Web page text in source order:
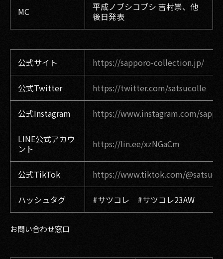
MC
平成ノブシコブシ 吉村崇、他
後日発表
公式サイト https://sapporo-collection.jp/
公式Twitter https://twitter.com/satsucolle
公式Instagram https://www.instagram.com/
LINE公式アカウ
ント
https://lin.ee/xzNGaCm
公式TikTok https://www.tiktok.com/
ハッシュタグ #サツコレ #サツコレ23AW
お問い合わせ窓口